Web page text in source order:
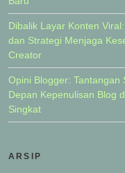
Dibalik Layar Konten
dan Strategi Menjaga
Creator
Opini Blogger: Tantangan
Depan Kepenulisan Blog
Singkat
ARSIP